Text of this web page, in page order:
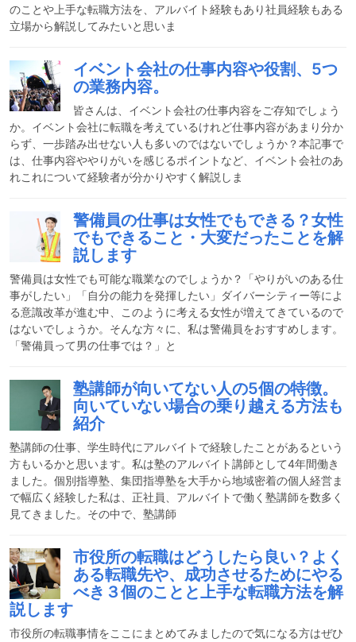
のことや上手な転職方法を、アルバイト経験もあり社員経験もある
立場から解説してみたいと思いま
イベント会社の仕事内容や役割、5つ
の業務内容。
皆さんは、イベント会社の仕事内容をご存知でしょう
か。イベント会社に転職を考えているけれど仕事内容があまり分か
らず、一歩踏み出せない人も多いのではないでしょうか？本記事で
は、仕事内容ややりがいを感じるポイントなど、イベント会社のあ
れこれについて経験者が分かりやすく解説しま
警備員の仕事は女性でもできる？女性
でもできること・大変だったことを解
説します
警備員は女性でも可能な職業なのでしょうか？「やりがいのある仕
事がしたい」「自分の能力を発揮したい」ダイバーシティー等によ
る意識改革が進む中、このように考える女性が増えてきているので
はないでしょうか。そんな方々に、私は警備員をおすすめします。
「警備員って男の仕事では？」と
塾講師が向いてない人の5個の特徴。
向いていない場合の乗り越える方法も
紹介
塾講師の仕事、学生時代にアルバイトで経験したことがあるという
方もいるかと思います。私は塾のアルバイト講師として4年間働き
ました。個別指導塾、集団指導塾を大手から地域密着の個人経営ま
で幅広く経験した私は、正社員、アルバイトで働く塾講師を数多く
見てきました。その中で、塾講師
市役所の転職はどうしたら良い？よく
ある転職先や、成功させるためにやる
べき３個のことと上手な転職方法を解
説します
市役所の転職事情をここにまとめてみましたので気になる方はぜひ